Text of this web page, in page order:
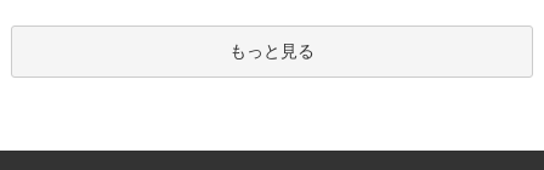
もっと見る